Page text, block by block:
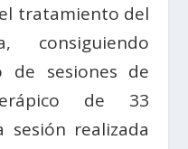
tratamiento del
consiguiendo
de sesiones de
de 33
sesión realizada